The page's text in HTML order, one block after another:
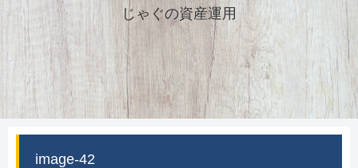
じゃぐの資産運用
image-42